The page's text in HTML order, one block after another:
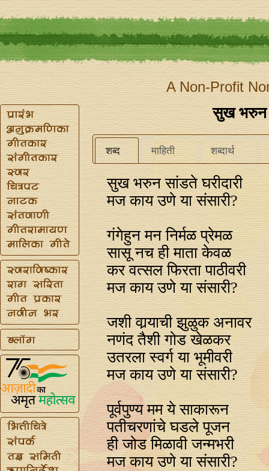
A Non-Profit
सुख भरुन
शब्द माहिती शब्दार्थ
सुख भरुन सांडते घरीदारी
मज काय उणे या संसारी?
गंगेहुन मन निर्मळ प्रेमळ
सासू नच ही माता केवळ
कर वत्सल फिरता पाठीवरी
मज काय उणे या संसारी?
जशी वार्‍याची झुळुक अनावर
नणंद तैशी गोड खेळकर
उतरला स्वर्ग या भूमीवरी
मज काय उणे या संसारी?
पूर्वपुण्य मम ये साकारून
पतीचरणांचे घडले पूजन
ही जोड मिळावी जन्मभरी
मज काय उणे या संसारी?